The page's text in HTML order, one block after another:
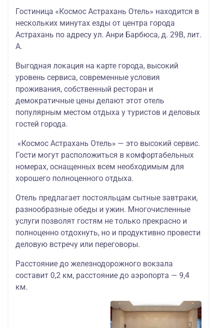
Гостиница «Космос Астрахань Отель» находится в
нескольких минутах езды от центра города
Астрахань по адресу ул. Анри Барбюса, д. 29В, лит.
А.
Выгодная локация на карте города, высокий
уровень сервиса, современные условия
проживания, собственный ресторан и
демократичные цены делают этот отель
популярным местом отдыха у туристов и деловых
гостей города.
«Космос Астрахань Отель» — это высокий сервис.
Гости могут расположиться в комфортабельных
номерах, оснащенных всем необходимым для
хорошего полноценного отдыха.
Отель предлагает постояльцам сытные завтраки,
разнообразные обеды и ужин. Многочисленные
услуги позволят гостям не только прекрасно и
полноценно отдохнуть, но и продуктивно провести
деловую встречу или переговоры.
Расстояние до железнодорожного вокзала
составит 0,2 км, расстояние до аэропорта — 9,4
км.